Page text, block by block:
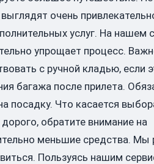
очень
услуг. На нашем
упрощает процесс.
с ручной кладью, если
багажа после прилета.
посадку. Что касается
обратите внимание на
меньшие средства. Мы
Пользуясь нашим